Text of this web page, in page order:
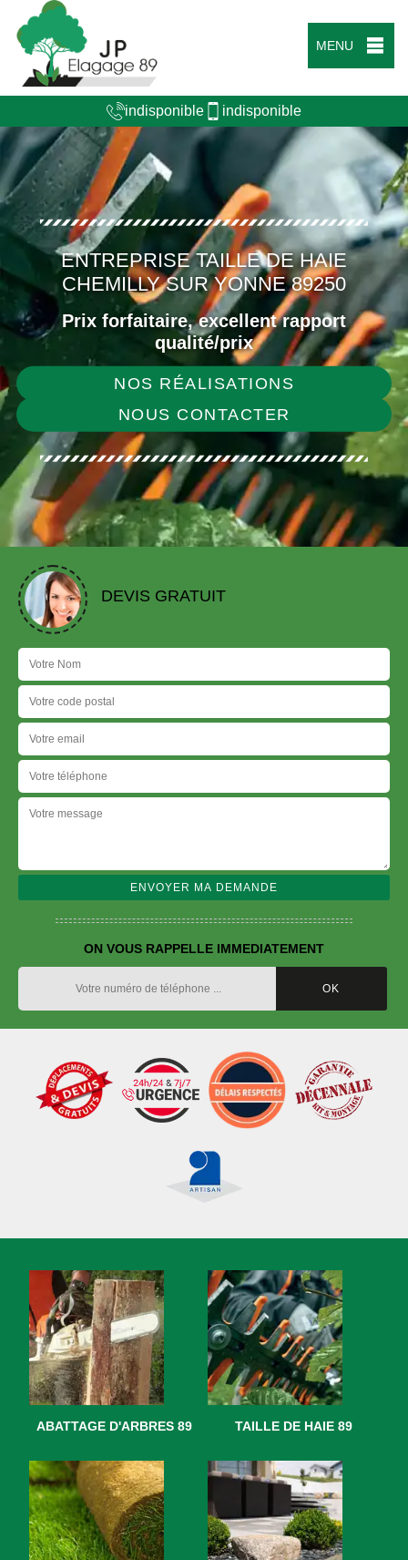
MENU
indisponible indisponible
ENTREPRISE TAILLE DE HAIE
CHEMILLY SUR YONNE 89250
Prix forfaitaire, excellent rapport
qualité/prix
NOS RÉALISATIONS
NOUS CONTACTER
DEVIS GRATUIT
ON VOUS RAPPELLE IMMEDIATEMENT
ABATTAGE D'ARBRES 89 TAILLE DE HAIE 89